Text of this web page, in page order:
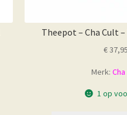
Theepot – Cha Cult
€37,95
Merk:
1 op